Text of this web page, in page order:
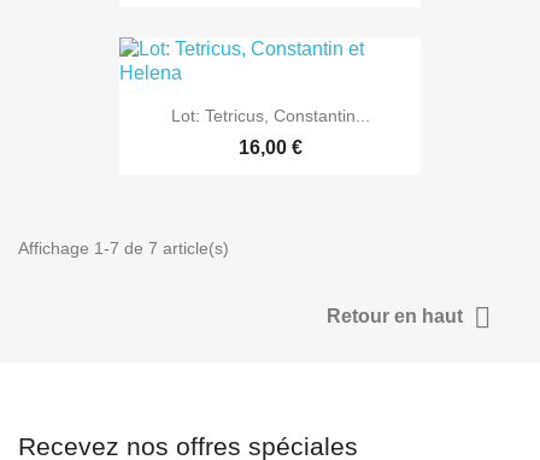
Lot: Tetricus, Constantin...
16,00 €
Affichage 1-7 de 7 article(s)
Retour en haut 
Recevez nos offres spéciales